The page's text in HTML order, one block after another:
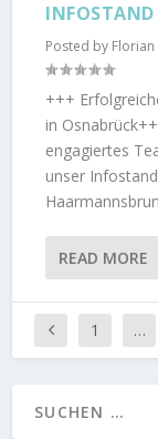
Posted by
+++
in
engagiertes
unser
READ MORE
1 …